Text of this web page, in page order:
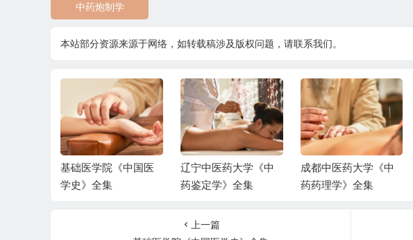
中药炮制学
本站部分资源来源于网络，如转载稿涉及版权问题，请联系我们。
基础医学院《中国医
学史》全集
辽宁中医药大学《中
药鉴定学》全集
成都中医药大学《中
药药理学》全集
上一篇